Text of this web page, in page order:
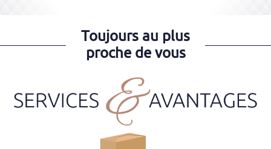
Toujours au plus
proche de vous